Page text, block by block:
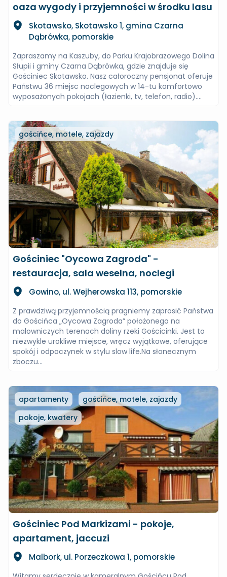
oaza wygody i przyjemności w środku lasu
Skotawsko, Skotawsko 1, gmina Czarna
Dąbrówka, pomorskie
Zapraszamy na Kaszuby, do Parku Krajobrazowego Dolina
Słupii i gminy Czarna Dąbrówka, gdzie znajduje się
Gościniec Skotawsko. Nasz całoroczny pensjonat oferuje
Państwu 36 miejsc noclegowych w 14-tu komfortowo
wyposażonych pokojach (łazienki, tv, telefon, radio)....
gościńce, motele, zajazdy
Gościniec "Oycowa Zagroda" -
restauracja, sala weselna, noclegi
Gowino, ul. Wejherowska 113, pomorskie
Z prawdziwą przyjemnością pragniemy zaprosić Państwa
do Gościńca „Oycowa Zagroda” położonego na
malowniczych terenach doliny rzeki Gościcinki. Jest to
niezwykle urokliwe miejsce, wręcz wyjątkowe, oferujące
spokój i odpoczynek w stylu slow life.Na słonecznym
zboczu...
apartamenty
gościńce, motele, zajazdy
pokoje, kwatery
Gościniec Pod Markizami - pokoje,
apartament, jaccuzi
Malbork, ul. Porzeczkowa 1, pomorskie